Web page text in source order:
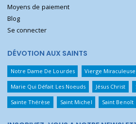
Moyens de paiement
Blog
Se connecter
DÉVOTION AUX SAINTS
Notre Dame De Lourdes Vierge Miraculeuse
Marie Qui Défait Les Noeuds Jésus Christ
Sainte Thérèse Saint Michel Saint Benoît